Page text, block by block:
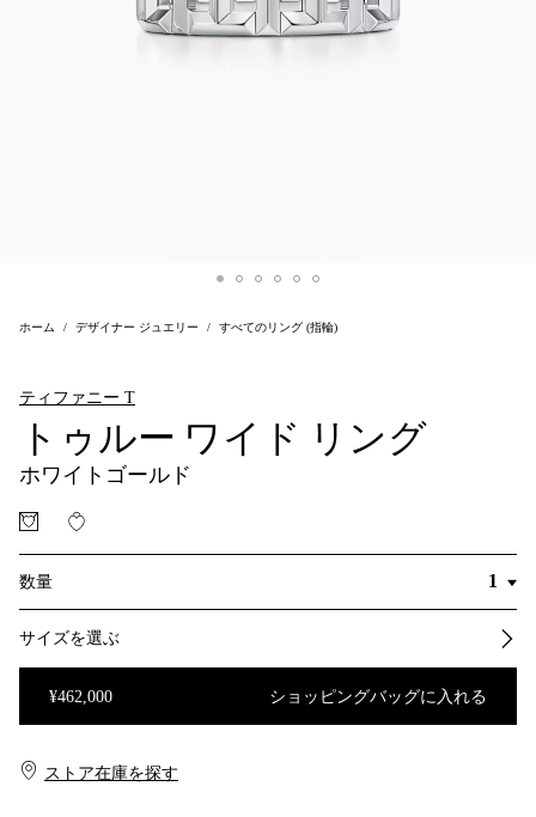
ホーム デザイナー ジュエリー すべてのリング (指輪)
ティファニー T
トゥルー ワイド リング
ホワイトゴールド
数量
サイズを選ぶ
¥462,000 ショッピングバッグに入れる
ストア在庫を探す​​